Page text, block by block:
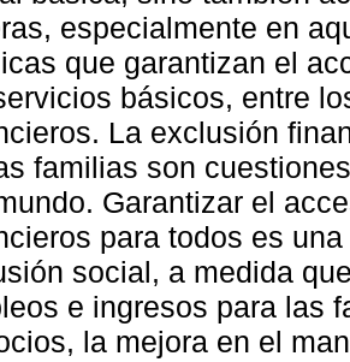
especialmente en
que garantizan el
básicos, entre
La exclusión
familias son
Garantizar el
para todos es
social, a medida
e ingresos para las
la mejora en el